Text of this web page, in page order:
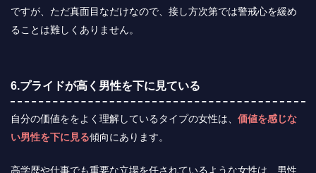
ですが、ただ真面目なだけなので、接し方次第では警戒心を緩め
ることは難しくありません。
6.プライドが高く男性を下に見ている
自分の価値ををよく理解しているタイプの女性は、 価値を感じな
い男性を下に見る傾向にあります。
高学歴や仕事でも重要な立場を任されているような女性は、男性